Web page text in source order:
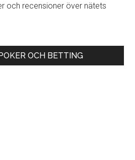
och recensioner över nätets
OCH BETTING